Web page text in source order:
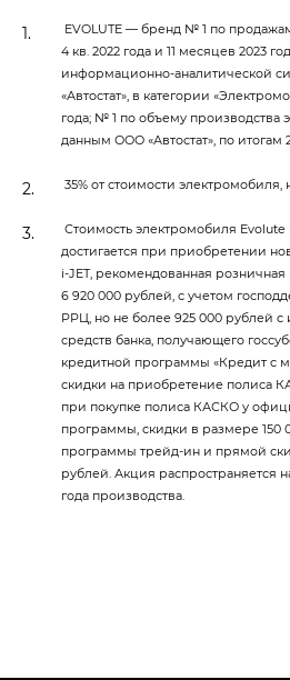
EVOLUTE — бренд № 1 по
4 кв. 2022 года и 11 месяцев 2023
информационно-аналитической
«Автостат», в категории
года; № 1 по объему
данным ООО «Автостат», по итогам
35% от стоимости
Стоимость электромобиля Evolute
достигается при приобретении
i‑JET, рекомендованная розничная
6 920 000 рублей, с учетом
РРЦ, но не более 925 000 рублей
средств банка, получающего
кредитной программы «Кредит с
скидки на приобретение полиса
при покупке полиса КАСКО у
программы, скидки в размере 150
программы трейд-ин и прямой
рублей. Акция распространяется
года производства.